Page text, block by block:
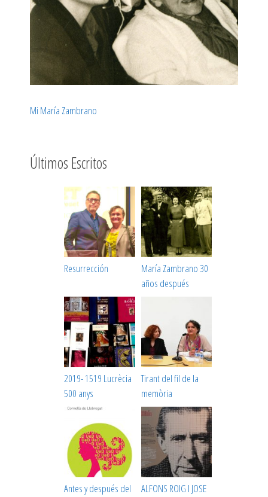
Mi María Zambrano
Últimos Escritos
Resurrección
María Zambrano 30
años después
2019- 1519 Lucrècia
500 anys
Tirant del fil de la
memòria
Antes y después del
ALFONS ROIG I JOSE